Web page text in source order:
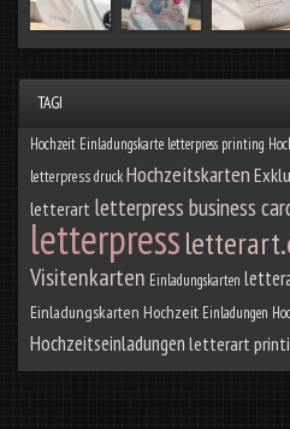
TAGI
Hochzeit Einladungskarte letterpress printing
letterpress druckHochzeitskarten
letterart letterpress business
letterpress
Visitenkarten Einladungskarten
Einladungskarten Hochzeit Einladungen
Hochzeitseinladungen letterart